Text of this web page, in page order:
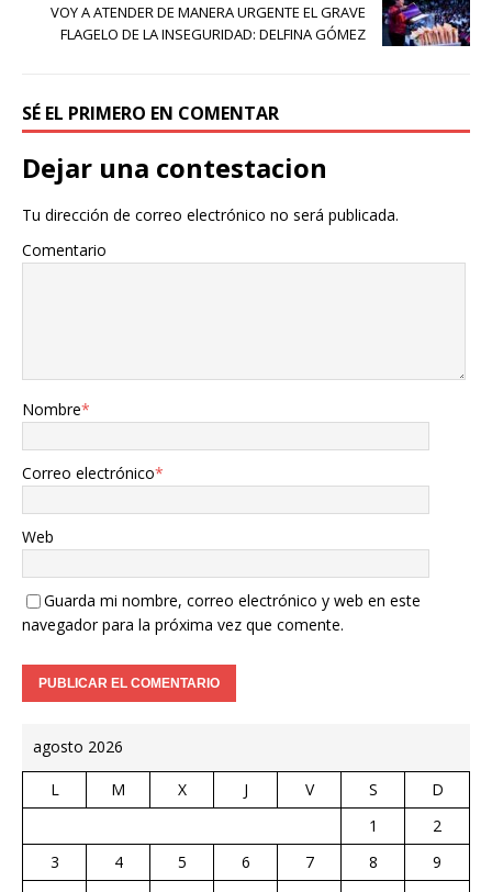
VOY A ATENDER DE MANERA URGENTE EL GRAVE
FLAGELO DE LA INSEGURIDAD: DELFINA GÓMEZ
SÉ EL PRIMERO EN COMENTAR
Dejar una contestacion
Tu dirección de correo electrónico no será publicada.
Comentario
Nombre*
Correo electrónico*
Web
Guarda mi nombre, correo electrónico y web en este
navegador para la próxima vez que comente.
agosto 2026
L M X J V S
D
1
2
3
4 5 6 7 8
9